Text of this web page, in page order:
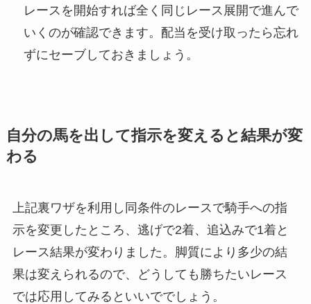
レースを開始すれば全く同じレース展開で進んで
いくのが確認できます。配当を受け取ったら忘れ
ずにセーブしておきましょう。
自分の馬を出して指示を変えると結果が変
わる
上記裏ワザを利用し同条件のレースで騎手への指
示を変更したところ、逃げで2着、追込みで1着と
レース結果が変わりました。脚質により多少の結
果は変えられるので、どうしても勝ちたいレース
では応用してみるといいででしょう。